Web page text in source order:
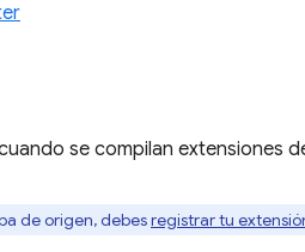
se compilan extensiones
de origen, debesregistrar tu